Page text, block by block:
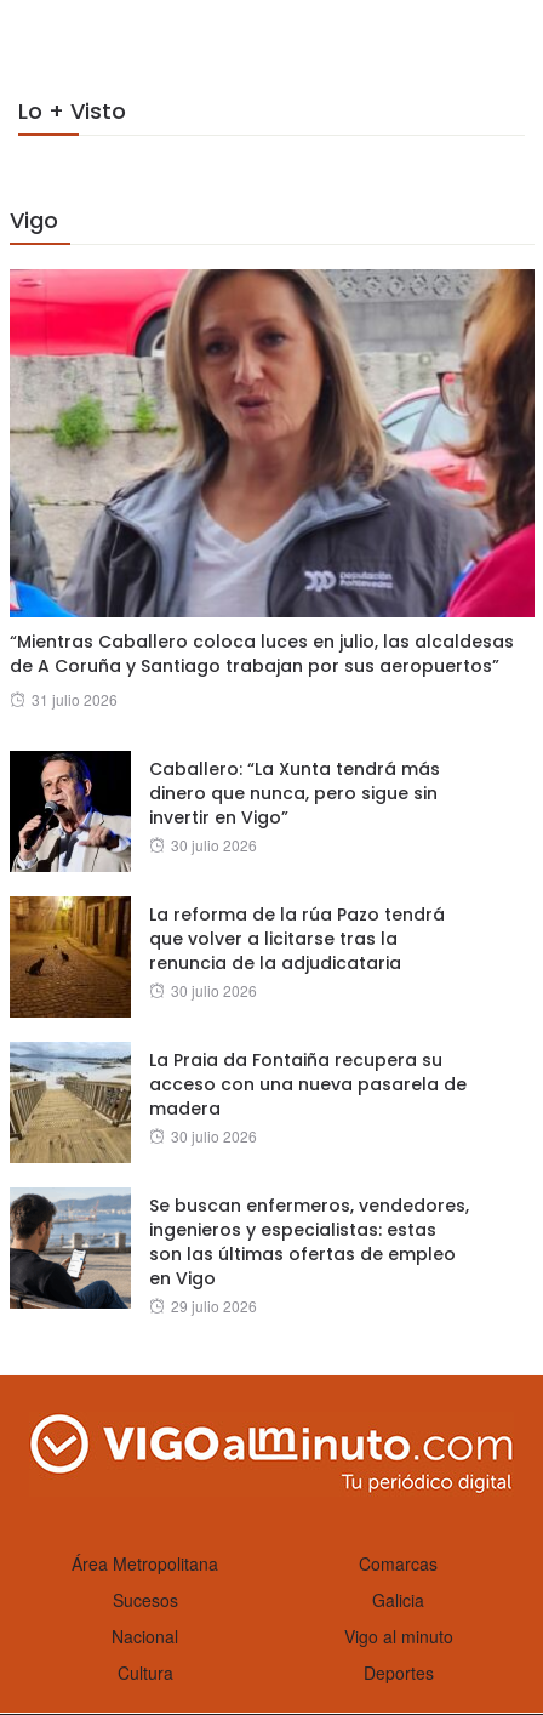
Lo + Visto
Vigo
“Mientras Caballero coloca luces en julio, las alcaldesas
de A Coruña y Santiago trabajan por sus aeropuertos”
Posted
31 julio 2026
Caballero: “La Xunta tendrá más
dinero que nunca, pero sigue sin
invertir en Vigo”
Posted
30 julio 2026
La reforma de la rúa Pazo tendrá
que volver a licitarse tras la
renuncia de la adjudicataria
Posted
30 julio 2026
La Praia da Fontaiña recupera su
acceso con una nueva pasarela de
madera
Posted
30 julio 2026
Se buscan enfermeros, vendedores,
ingenieros y especialistas: estas
son las últimas ofertas de empleo
en Vigo
Posted
29 julio 2026
Área Metropolitana
Comarcas
Sucesos
Galicia
Nacional
Vigo al minuto
Cultura
Deportes